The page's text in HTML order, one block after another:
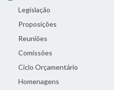
Legislação
Proposições
Reuniões
Comissões
Ciclo Orçamentário
Homenagens